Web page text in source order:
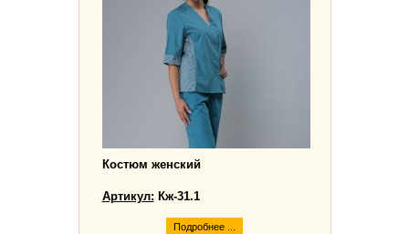
Костюм женский
Артикул: Кж-31.1
Подробнее ...